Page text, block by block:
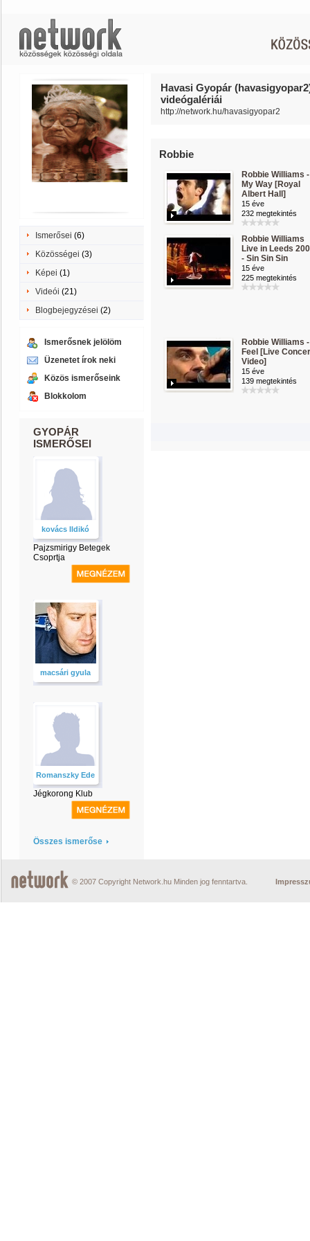
Ismerősei (6)
Közösségei (3)
Képei (1)
Videói (21)
Blogbejegyzései (2)
Ismerősnek jelölöm
Üzenetet írok neki
Közös ismerőseink
Blokkolom
GYOPÁR
ISMERŐSEI
kovács Ildikó
Pajzsmirigy Betegek
Csoprtja
macsári gyula
Romanszky Ede
Jégkorong Klub
Összes ismerőse
Havasi Gyopár
videógalériái
http://network.hu/havasigyopar2
Robbie
Robbie Williams -
My Way [Royal
Albert Hall]
15 éve
232 megtekintés
Robbie Williams
Live in Leeds
- Sin Sin Sin
15 éve
225 megtekintés
Robbie Williams -
Feel [Live
Video]
15 éve
139 megtekintés
© 2007 Copyright Network.hu Minden jog fenntartva.